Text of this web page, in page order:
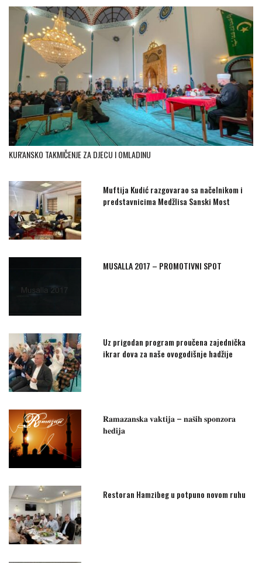
KUR'ANSKO TAKMIČENJE ZA DJECU I OMLADINU
Muftija Kudić razgovarao sa načelnikom i
predstavnicima Medžlisa Sanski Most
MUSALLA 2017 – PROMOTIVNI SPOT
Uz prigodan program proučena zajednička
ikrar dova za naše ovogodišnje hadžije
𝐑𝐚𝐦𝐚𝐳𝐚𝐧𝐬𝐤𝐚 𝐯𝐚𝐤𝐭𝐢𝐣𝐚 – 𝐧𝐚𝐬̌𝐢𝐡 𝐬𝐩𝐨𝐧𝐳𝐨𝐫𝐚
𝐡𝐞𝐝𝐢𝐣𝐚
Restoran Hamzibeg u potpuno novom ruhu